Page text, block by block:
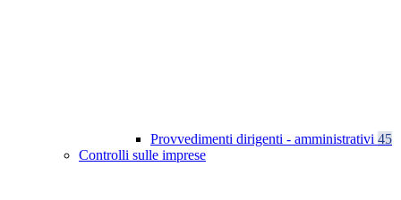
Provvedimenti dirigenti - amministrativi 45
Controlli sulle imprese